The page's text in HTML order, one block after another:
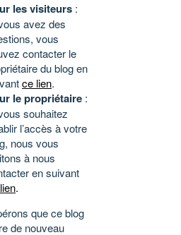
les visiteurs :
avez des
vous
contacter le
du blog en
ce lien.
le propriétaire :
souhaitez
l’accès à votre
nous vous
à nous
en suivant
.
que ce blog
de nouveau